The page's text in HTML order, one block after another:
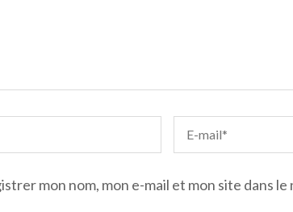
mon nom, mon e-mail et mon site dans